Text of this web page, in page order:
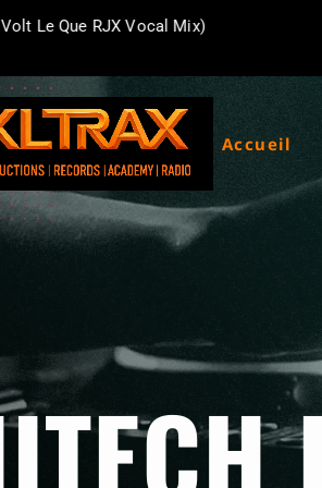
Le Que RJX Vocal Mix)
Station
Accueil